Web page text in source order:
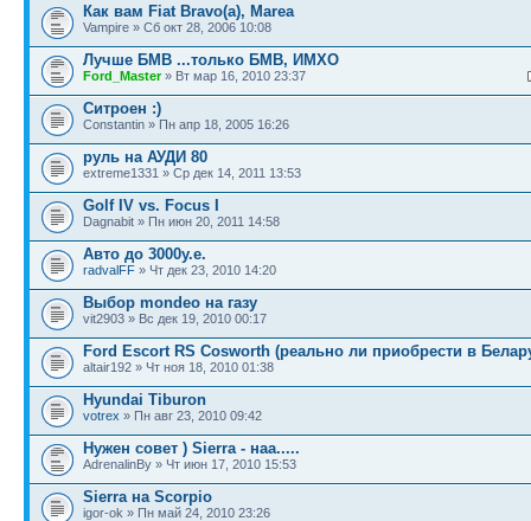
Как вам Fiat Bravo(a), Marea
Vampire » Сб окт 28, 2006 10:08
Лучше БМВ ...только БМВ, ИМХО
Ford_Master» Вт мар 16, 2010 23:37
Ситроен :)
Constantin » Пн апр 18, 2005 16:26
руль на АУДИ 80
extreme1331 » Ср дек 14, 2011 13:53
Golf IV vs. Focus I
Dagnabit » Пн июн 20, 2011 14:58
Авто до 3000у.е.
radvalFF » Чт дек 23, 2010 14:20
Выбор mondeo на газу
vit2903 » Вс дек 19, 2010 00:17
Ford Escort RS Cosworth (реально ли приобрести в
altair192 » Чт ноя 18, 2010 01:38
Hyundai Tiburon
votrex » Пн авг 23, 2010 09:42
Нужен совет ) Sierra - наа.....
AdrenalinBy » Чт июн 17, 2010 15:53
Sierra на Scorpio
igor-ok » Пн май 24, 2010 23:26